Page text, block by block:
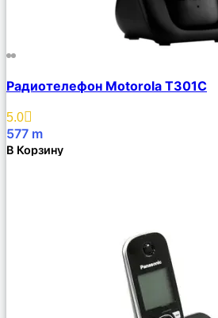
Описание
Избранное
Радиотелефон Motorola T301C
5.0
577 m
В Корзину